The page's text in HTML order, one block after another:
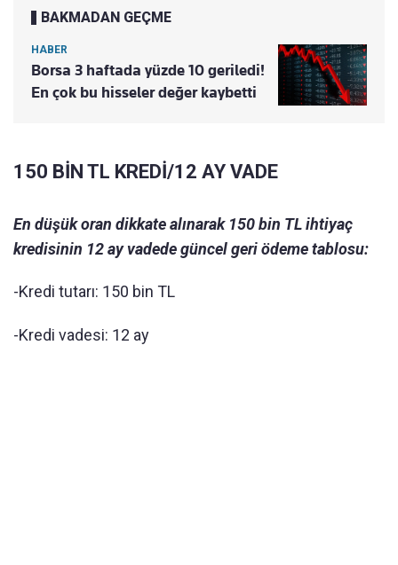
BAKMADAN GEÇME
HABER
Borsa 3 haftada yüzde 10 geriledi!
En çok bu hisseler değer kaybetti
150 BİN TL KREDİ/12 AY VADE
En düşük oran dikkate alınarak 150 bin TL ihtiyaç
kredisinin 12 ay vadede güncel geri ödeme tablosu:
-Kredi tutarı: 150 bin TL
-Kredi vadesi: 12 ay